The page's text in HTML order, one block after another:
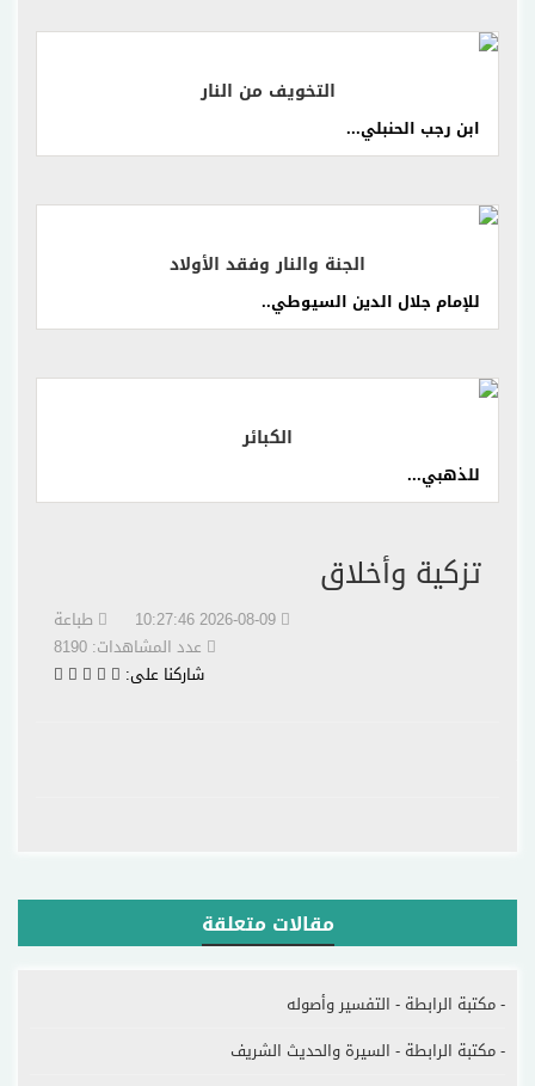
إقرأ المزيد
التخويف من النار
ابن رجب الحنبلي...
إقرأ المزيد
الجنة والنار وفقد الأولاد
للإمام جلال الدين السيوطي..
إقرأ المزيد
الكبائر
للذهبي...
تزكية وأخلاق
طباعة
عدد المشاهدات: 8190
شاركنا على:
مقالات متعلقة
- مكتبة الرابطة - التفسير وأصوله
- مكتبة الرابطة - السيرة والحديث الشريف